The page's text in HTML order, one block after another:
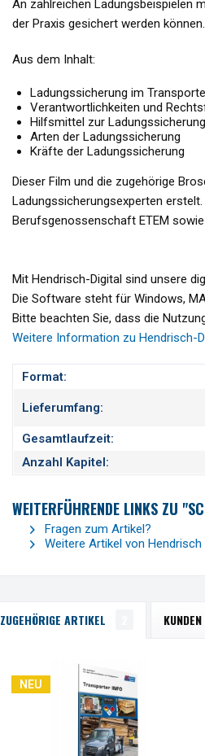
An zahlreichen Ladungsbeispielen
der Praxis gesichert werden können.
Aus dem Inhalt:
Ladungssicherung im
Verantwortlichkeiten und
Hilfsmittel zur Ladungssicherung
Arten der Ladungssicherung
Kräfte der Ladungssicherung
Dieser Film und die zugehörige
Ladungssicherungsexperten erstelt.
Berufsgenossenschaft ETEM
Mit Hendrisch-Digital sind unsere
Die Software steht für Windows,
Bitte beachten Sie, dass die
Weitere Information zu Hendrisch-
Format:
Lieferumfang:
Gesamtlaufzeit:
Anzahl Kapitel:
WEITERFÜHRENDE LINKS ZU
Fragen zum Artikel?
Weitere Artikel von Hendrisch
ZUGEHÖRIGE ARTIKEL
NEU